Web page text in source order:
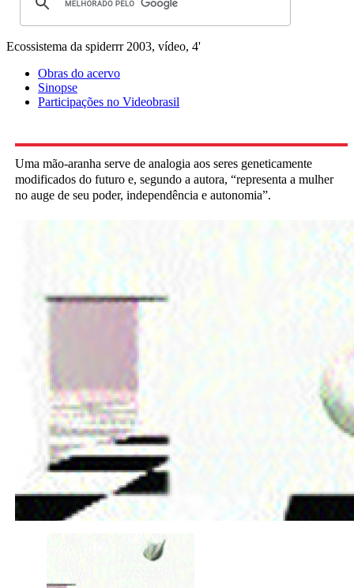
Ecossistema da spiderrr 2003, vídeo, 4'
Obras do acervo
Sinopse
Participações no Videobrasil
Uma mão-aranha serve de analogia aos seres geneticamente
modificados do futuro e, segundo a autora, “representa a mulher
no auge de seu poder, independência e autonomia”.